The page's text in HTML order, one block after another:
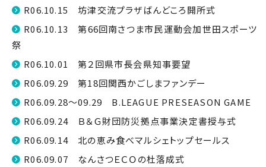
R06.10.15 坊津交流プラザばんどころ開所式
R06.10.13 第66回南さつま市民運動会加世田スポーツ
祭
R06.10.01 第２回県市長会県知事要望
R06.09.29 第18回関西かごしまファンデー
R06.09.28～09.29 B.LEAGUE PRESEASON GAME
R06.09.24 Ｂ＆Ｇ財団防災拠点事業決定書授与式
R06.09.14 北の恵み食べマルシェトップセールス
R06.09.07 なんさつＥＣＯの杜落成式